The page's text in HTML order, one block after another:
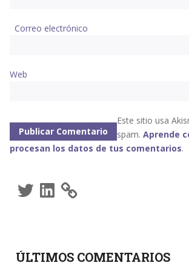
Correo electrónico
Web
Este sitio usa
spam. Aprende
procesan los datos de tus comentarios.
TwitterLinkedIn
ÚLTIMOS COMENTARIOS